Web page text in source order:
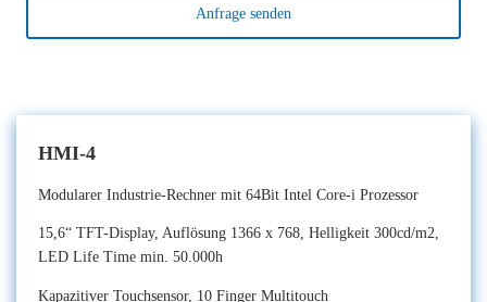
Anfrage senden
HMI-4
Modularer Industrie-Rechner mit 64Bit Intel Core-i Prozessor
15,6“ TFT-Display, Auflösung 1366 x 768, Helligkeit 300cd/m2,
LED Life Time min. 50.000h
Kapazitiver Touchsensor, 10 Finger Multitouch